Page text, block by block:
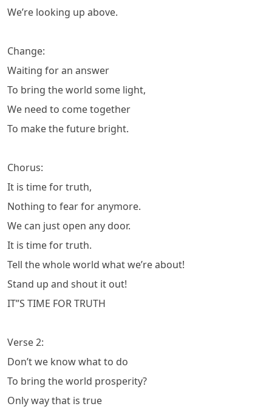
We’re looking up above.
Change:
Waiting for an answer
To bring the world some light,
We need to come together
To make the future bright.
Chorus:
It is time for truth,
Nothing to fear for anymore.
We can just open any door.
It is time for truth.
Tell the whole world what we’re about!
Stand up and shout it out!
IT”S TIME FOR TRUTH
Verse 2:
Don’t we know what to do
To bring the world prosperity?
Only way that is true